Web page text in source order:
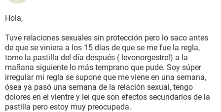
BIENESTAR
SEXUALIDAD
GLOSARIO
Hola,
Tuve relaciones sexuales sin protección pero lo saco antes
de que se viniera a los 15 días de que se me fue la regla,
tome la pastilla del día después ( levonorgestrel) a la
mañana siguiente lo más temprano que pude. Soy súper
irregular mi regla se supone que me viene en una semana,
ósea ya pasó una semana de la relación sexual, tengo
dolores en el vientre y leí que son efectos secundarios de la
pastilla pero estoy muy preocupada.